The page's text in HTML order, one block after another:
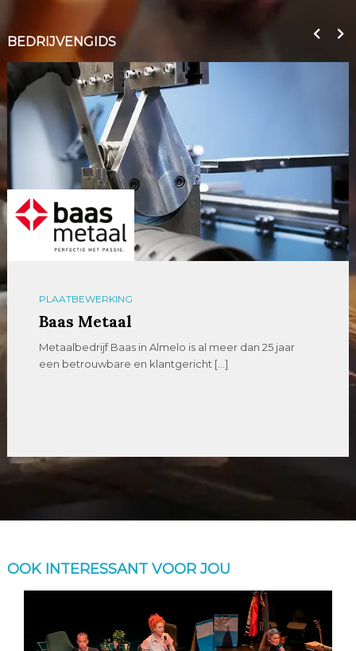
BEDRIJVENGIDS
PLAATBEWERKING
Baas Metaal
Metaalbedrijf Baas in Almelo is al meer dan 25 jaar
een betrouwbare en klantgericht […]
OOK INTERESSANT VOOR JOU